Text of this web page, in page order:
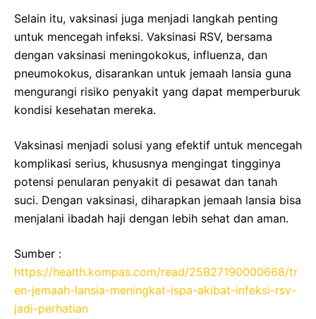
Selain itu, vaksinasi juga menjadi langkah penting
untuk mencegah infeksi. Vaksinasi RSV, bersama
dengan vaksinasi meningokokus, influenza, dan
pneumokokus, disarankan untuk jemaah lansia guna
mengurangi risiko penyakit yang dapat memperburuk
kondisi kesehatan mereka.
Vaksinasi menjadi solusi yang efektif untuk mencegah
komplikasi serius, khususnya mengingat tingginya
potensi penularan penyakit di pesawat dan tanah
suci. Dengan vaksinasi, diharapkan jemaah lansia bisa
menjalani ibadah haji dengan lebih sehat dan aman.
Sumber :
https://health.kompas.com/read/25B27190000668/tr
en-jemaah-lansia-meningkat-ispa-akibat-infeksi-rsv-
jadi-perhatian